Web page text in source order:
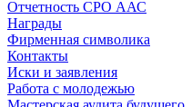
Отчетность СРО ААС
Награды
Фирменная символика
Контакты
Иски и заявления
Работа с молодежью